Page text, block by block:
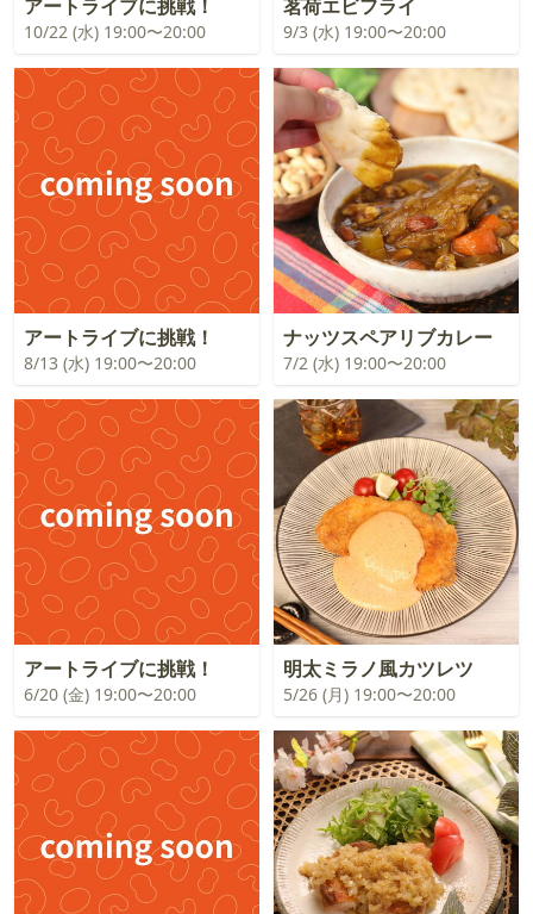
アートライブに挑戦！
10/22 (水) 19:00〜20:00
茗荷エビフライ
9/3 (水) 19:00〜20:00
アートライブに挑戦！
8/13 (水) 19:00〜20:00
ナッツスペアリブカレー
7/2 (水) 19:00〜20:00
アートライブに挑戦！
6/20 (金) 19:00〜20:00
明太ミラノ風カツレツ
5/26 (月) 19:00〜20:00